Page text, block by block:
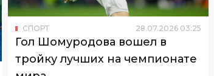
тройку лучших на чемпионате
мира
Победителем стал гол защитника
сборной Кабо-Верде.